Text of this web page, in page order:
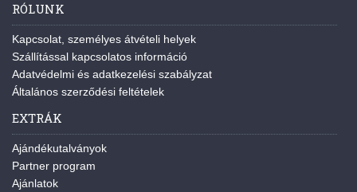
RÓLUNK
Kapcsolat, személyes átvételi helyek
Szállítással kapcsolatos információ
Adatvédelmi és adatkezelési szabályzat
Általános szerződési feltételek
EXTRÁK
Ajándékutalványok
Partner program
Ajánlatok